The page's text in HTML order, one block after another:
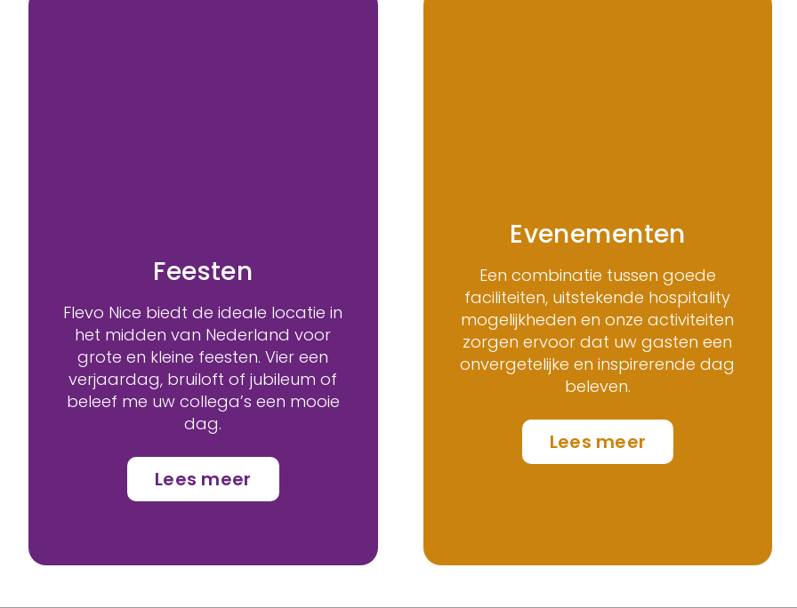
Feesten
Flevo Nice biedt de ideale locatie in
het midden van Nederland voor
grote en kleine feesten. Vier een
verjaardag, bruiloft of jubileum of
beleef me uw collega’s een mooie
dag.
Lees meer
Evenementen
Een combinatie tussen goede
faciliteiten, uitstekende hospitality
mogelijkheden en onze activiteiten
zorgen ervoor dat uw gasten een
onvergetelijke en inspirerende dag
beleven.
Lees meer